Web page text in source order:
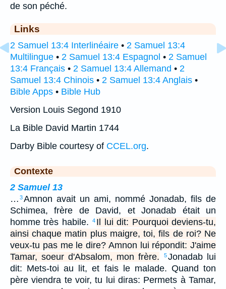
de son péché.
Links
2 Samuel 13:4 Interlinéaire • 2 Samuel 13:4
Multilingue • 2 Samuel 13:4 Espagnol • 2 Samuel
13:4 Français • 2 Samuel 13:4 Allemand • 2
Samuel 13:4 Chinois • 2 Samuel 13:4 Anglais •
Bible Apps • Bible Hub
Version Louis Segond 1910
La Bible David Martin 1744
Darby Bible courtesy of CCEL.org.
Contexte
2 Samuel 13
… 3Amnon avait un ami, nommé Jonadab, fils de
Schimea, frère de David, et Jonadab était un
homme très habile.
4 Il lui dit: Pourquoi deviens-tu,
ainsi chaque matin plus maigre, toi, fils de roi? Ne
veux-tu pas me le dire? Amnon lui répondit: J'aime
Tamar, soeur d'Absalom, mon frère.
5Jonadab lui
dit: Mets-toi au lit, et fais le malade. Quand ton
père viendra te voir, tu lui diras: Permets à Tamar,